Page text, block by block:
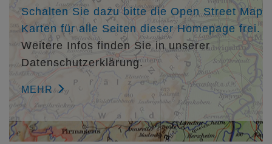
M.A. Mathias Amstutz
Schalten Sie dazu bitte die Open Street Map
Karten für alle Seiten dieser Homepage frei.
Weitere Infos finden Sie in unserer
Datenschutzerklärung.
MEHR